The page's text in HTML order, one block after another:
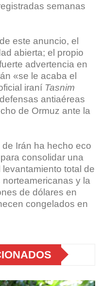
semanas
este anuncio, el
abierta; el propio
advertencia en
«se le acaba el
iraní Tasnim
antiaéreas
de Ormuz ante la
Irán ha hecho eco
consolidar una
total de
y la
de dólares en
congelados en